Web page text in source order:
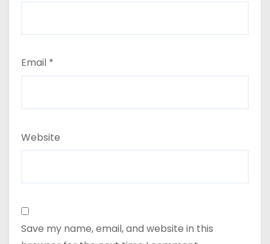
Email *
Website
Save my name, email, and website in this